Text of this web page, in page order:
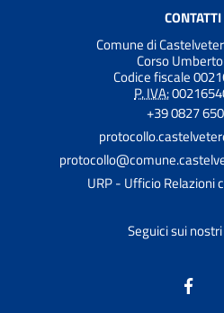
CONTATTI
Comune di
Corso
Codice fiscale
P. IVA:
+39 0827
URP - Ufficio Relazioni
Seguici sui